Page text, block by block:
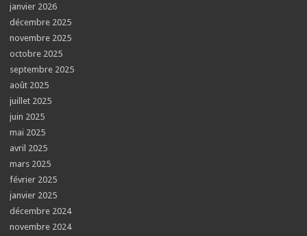
janvier 2026
décembre 2025
novembre 2025
octobre 2025
septembre 2025
août 2025
juillet 2025
juin 2025
mai 2025
avril 2025
mars 2025
février 2025
janvier 2025
décembre 2024
novembre 2024